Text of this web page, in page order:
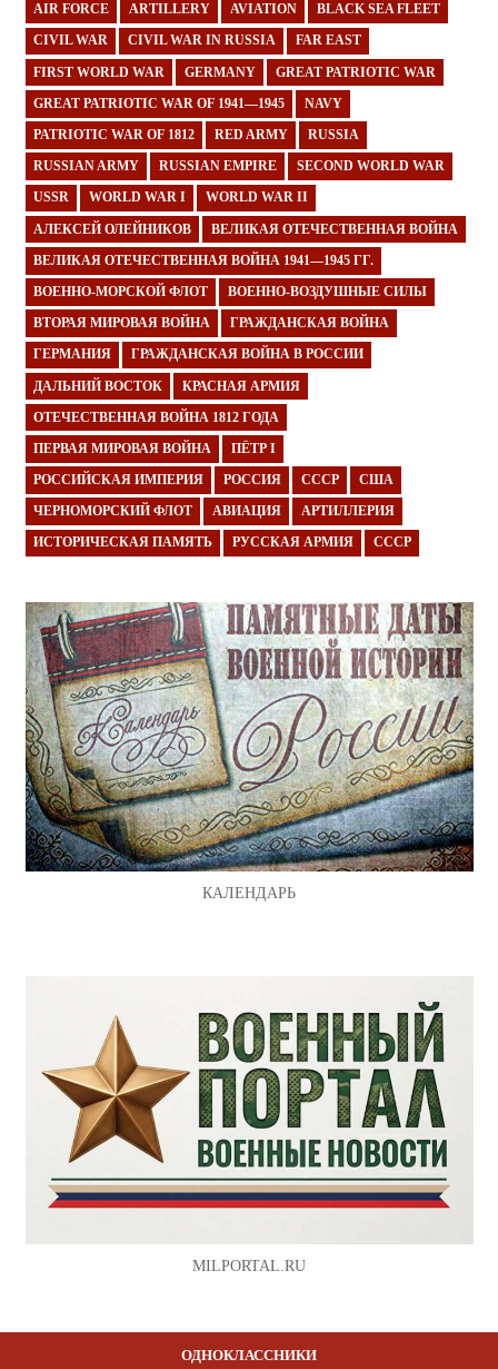
AIR FORCE ARTILLERY AVIATION BLACK SEA FLEET
CIVIL WAR CIVIL WAR IN RUSSIA FAR EAST
FIRST WORLD WAR GERMANY GREAT PATRIOTIC WAR
GREAT PATRIOTIC WAR OF 1941—1945 NAVY
PATRIOTIC WAR OF 1812 RED ARMY RUSSIA
RUSSIAN ARMY RUSSIAN EMPIRE SECOND WORLD WAR
USSR WORLD WAR I WORLD WAR II
АЛЕКСЕЙ ОЛЕЙНИКОВ ВЕЛИКАЯ ОТЕЧЕСТВЕННАЯ ВОЙНА
ВЕЛИКАЯ ОТЕЧЕСТВЕННАЯ ВОЙНА 1941—1945 ГГ.
ВОЕННО-МОРСКОЙ ФЛОТ ВОЕННО-ВОЗДУШНЫЕ СИЛЫ
ВТОРАЯ МИРОВАЯ ВОЙНА ГРАЖДАНСКАЯ ВОЙНА
ГЕРМАНИЯ ГРАЖДАНСКАЯ ВОЙНА В РОССИИ
ДАЛЬНИЙ ВОСТОК КРАСНАЯ АРМИЯ
ОТЕЧЕСТВЕННАЯ ВОЙНА 1812 ГОДА
ПЕРВАЯ МИРОВАЯ ВОЙНА ПЁТР I
РОССИЙСКАЯ ИМПЕРИЯ РОССИЯ СССР США
ЧЕРНОМОРСКИЙ ФЛОТ АВИАЦИЯ АРТИЛЛЕРИЯ
ИСТОРИЧЕСКАЯ ПАМЯТЬ РУССКАЯ АРМИЯ СССР
КАЛЕНДАРЬ
MILPORTAL.RU
ОДНОКЛАССНИКИ